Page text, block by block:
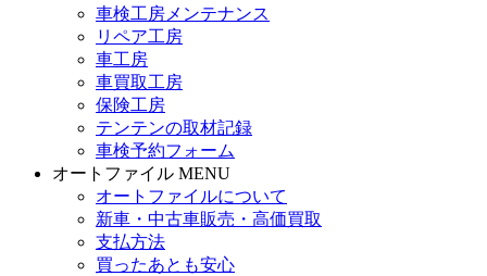
車検工房メンテナンス
リペア工房
車工房
車買取工房
保険工房
テンテンの取材記録
車検予約フォーム
オートファイル MENU
オートファイルについて
新車・中古車販売・高価買取
支払方法
買ったあとも安心